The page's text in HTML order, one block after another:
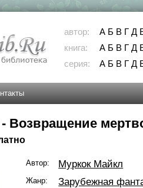
автор: А Б В Г Д
книга:
А Б В Г Д
серия:
А Б В Г Д
Возвращение
Автор: Муркок Майкл
Жанр: Зарубежная